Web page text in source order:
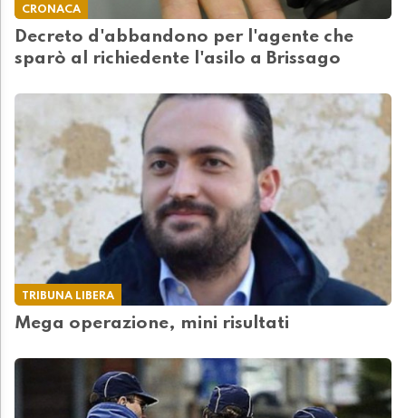
CRONACA
Decreto d'abbandono per l'agente che
sparò al richiedente l'asilo a Brissago
TRIBUNA LIBERA
Mega operazione, mini risultati